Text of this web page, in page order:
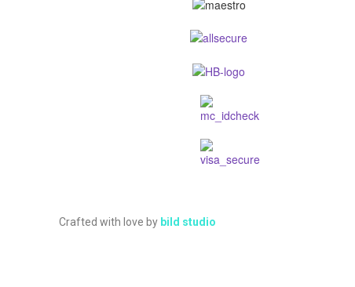
Crafted with love by bild studio